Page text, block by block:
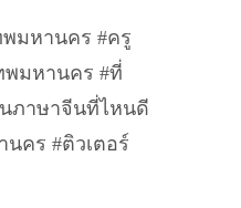
พมหานคร #ครู
พมหานคร #ที่
ภาษาจีนที่ไหนดี
นคร #ติวเตอร์